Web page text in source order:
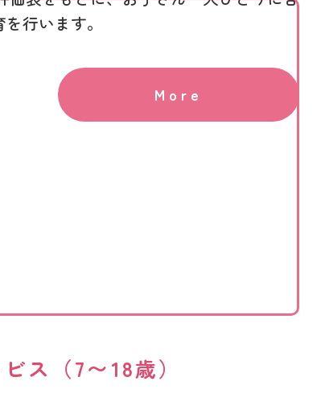
行います。
More
ス（7〜18歳）